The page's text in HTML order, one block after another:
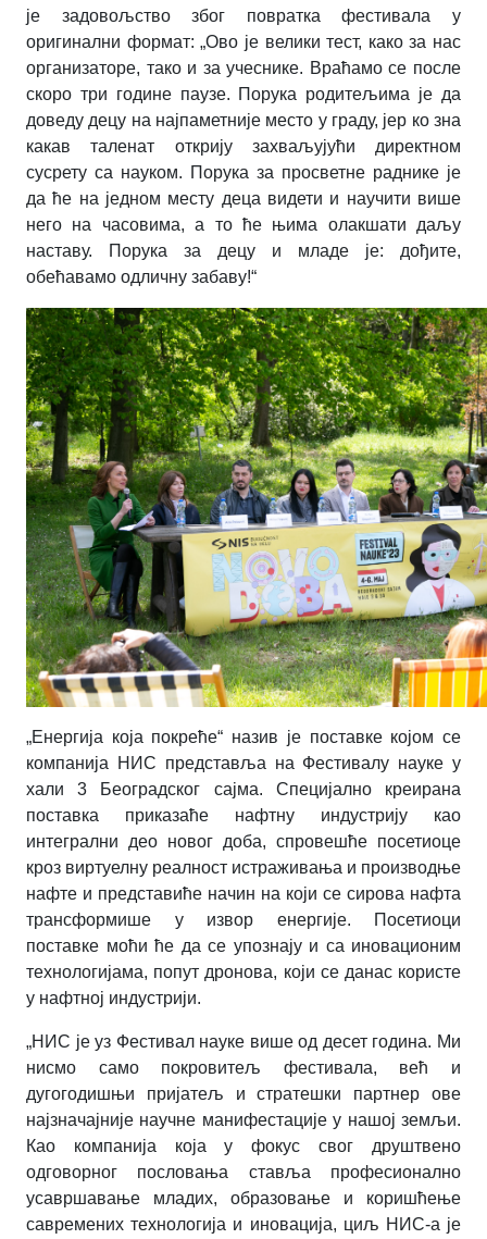
је задовољство због повратка фестивала у
оригинални формат: „Ово је велики тест, како за нас
организаторе, тако и за учеснике. Враћамо се после
скоро три године паузе. Порука родитељима је да
доведу децу на најпаметније место у граду, јер ко зна
какав таленат открију захваљујући директном
сусрету са науком. Порука за просветне раднике је
да ће на једном месту деца видети и научити више
него на часовима, а то ће њима олакшати даљу
наставу. Порука за децу и младе је: дођите,
обећавамо одличну забаву!“
„Енергија која покреће“ назив је поставке којом се
компанија НИС представља на Фестивалу науке у
хали 3 Београдског сајма. Специјално креирана
поставка приказаће нафтну индустрију као
интегрални део новог доба, спровешће посетиоце
кроз виртуелну реалност истраживања и производње
нафте и представиће начин на који се сирова нафта
трансформише у извор енергије. Посетиоци
поставке моћи ће да се упознају и са иновационим
технологијама, попут дронова, који се данас користе
у нафтној индустрији.
„НИС је уз Фестивал науке више од десет година. Ми
нисмо само покровитељ фестивала, већ и
дугогодишњи пријатељ и стратешки партнер ове
најзначајније научне манифестације у нашој земљи.
Као компанија која у фокус свог друштвено
одговорног пословања ставља професионално
усавршавање младих, образовање и коришћење
савремених технологија и иновација, циљ НИС-а је